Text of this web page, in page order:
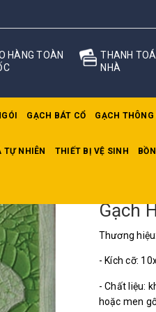
HÀNG TOÀN
THANH
NHÀ
GẠCH BÁT CỔ GẠCH THÔNG
TỰ NHIÊN THIẾT BỊ VỆ SINH
1D
Gạch
Thương hiệu:
- Kích cỡ:
- Chất liệu:
hoặc men